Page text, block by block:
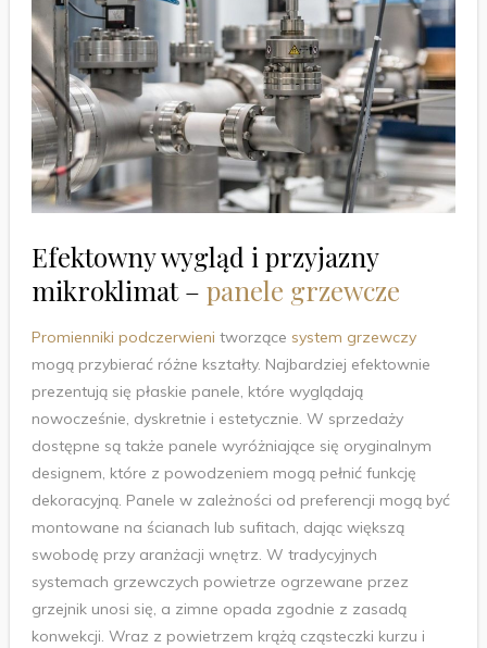
Efektowny wygląd i przyjazny
mikroklimat – panele grzewcze
Promienniki podczerwieni tworzące system grzewczy
mogą przybierać różne kształty. Najbardziej efektownie
prezentują się płaskie panele, które wyglądają
nowocześnie, dyskretnie i estetycznie. W sprzedaży
dostępne są także panele wyróżniające się oryginalnym
designem, które z powodzeniem mogą pełnić funkcję
dekoracyjną. Panele w zależności od preferencji mogą być
montowane na ścianach lub sufitach, dając większą
swobodę przy aranżacji wnętrz. W tradycyjnych
systemach grzewczych powietrze ogrzewane przez
grzejnik unosi się, a zimne opada zgodnie z zasadą
konwekcji. Wraz z powietrzem krążą cząsteczki kurzu i